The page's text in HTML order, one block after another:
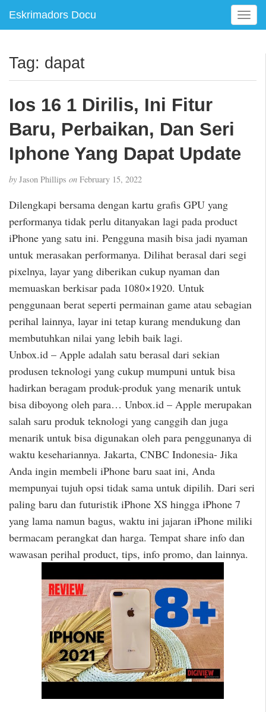
Eskrimadors Docu
T
o
e
Tag: dapat
Ios 16 1 Dirilis, Ini Fitur
Baru, Perbaikan, Dan Seri
Iphone Yang Dapat Update
by Jason Phillips on February 15, 2022
Dilengkapi bersama dengan kartu grafis GPU yang
performanya tidak perlu ditanyakan lagi pada product
iPhone yang satu ini. Pengguna masih bisa jadi nyaman
untuk merasakan performanya. Dilihat berasal dari segi
pixelnya, layar yang diberikan cukup nyaman dan
memuaskan berkisar pada 1080×1920. Untuk
penggunaan berat seperti permainan game atau sebagian
perihal lainnya, layar ini tetap kurang mendukung dan
membutuhkan nilai yang lebih baik lagi.
Unbox.id – Apple adalah satu berasal dari sekian
produsen teknologi yang cukup mumpuni untuk bisa
hadirkan beragam produk-produk yang menarik untuk
bisa diboyong oleh para… Unbox.id – Apple merupakan
salah saru produk teknologi yang canggih dan juga
menarik untuk bisa digunakan oleh para penggunanya di
waktu kesehariannya. Jakarta, CNBC Indonesia- Jika
Anda ingin membeli iPhone baru saat ini, Anda
mempunyai tujuh opsi tidak sama untuk dipilih. Dari seri
paling baru dan futuristik iPhone XS hingga iPhone 7
yang lama namun bagus, waktu ini jajaran iPhone miliki
bermacam perangkat dan harga. Tempat share info dan
wawasan perihal product, tips, info promo, dan lainnya.